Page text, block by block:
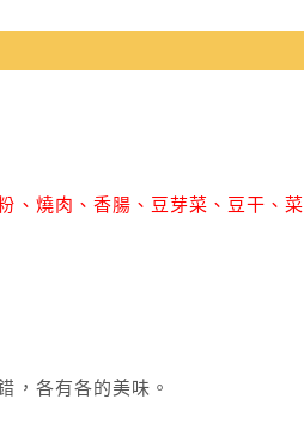
、燒肉、香腸、豆芽菜、豆干、菜
，各有各的美味。